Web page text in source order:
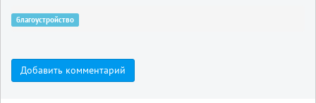
благоустройство
Добавить комментарий